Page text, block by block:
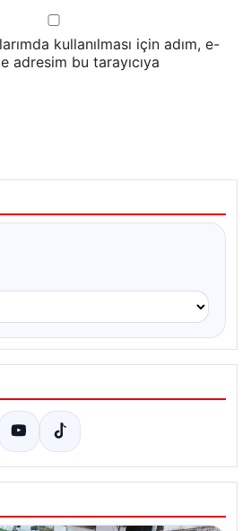
kullanılması için adım, e-
adresim bu tarayıcıya